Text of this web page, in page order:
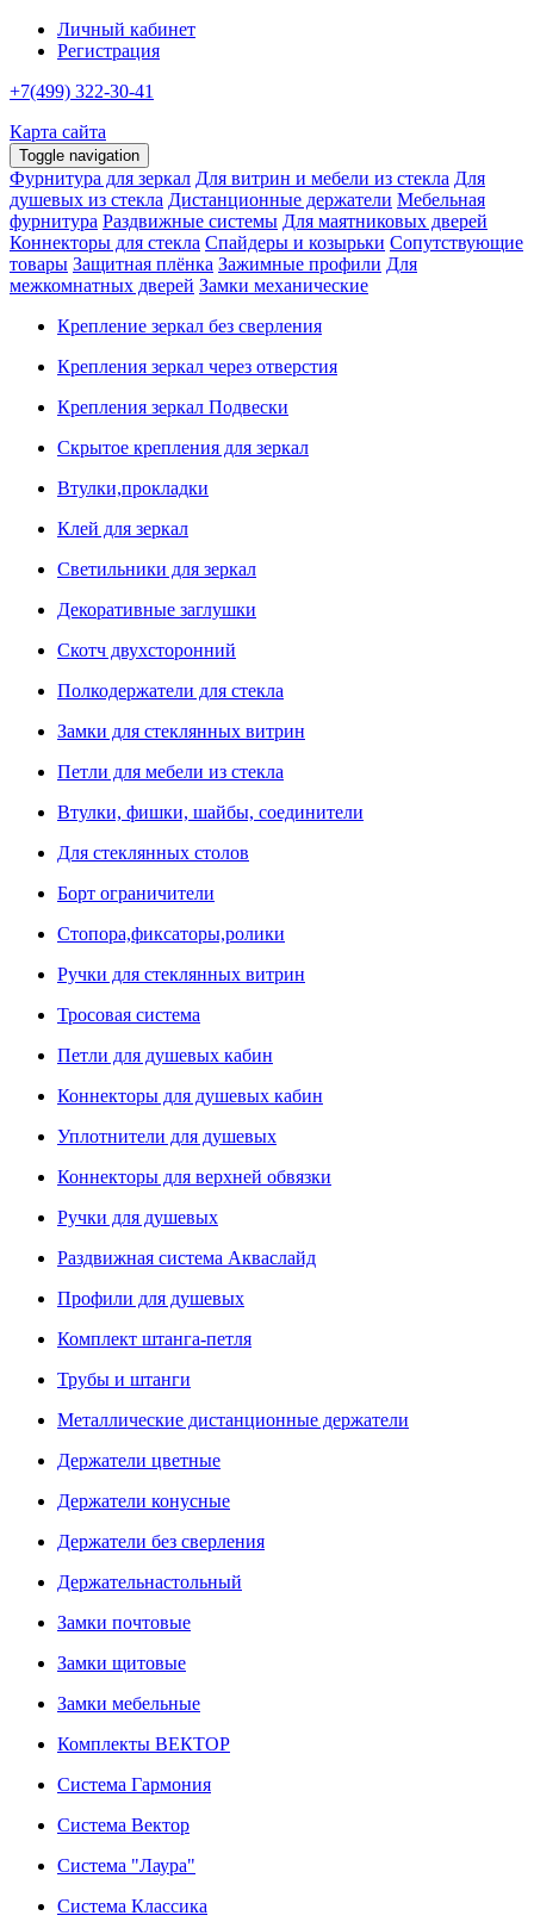
Личный кабинет
Регистрация
+7(499) 322-30-41
Карта сайта
Toggle navigation
Фурнитура для зеркал Для витрин и мебели из стекла Для
душевых из стекла Дистанционные держатели Мебельная
фурнитура Раздвижные системы Для маятниковых дверей
Коннекторы для стекла Спайдеры и козырьки Сопутствующие
товары Защитная плёнка Зажимные профили Для
межкомнатных дверей Замки механические
Крепление зеркал без сверления
Крепления зеркал через отверстия
Крепления зеркал Подвески
Скрытое крепления для зеркал
Втулки,прокладки
Клей для зеркал
Светильники для зеркал
Декоративные заглушки
Скотч двухсторонний
Полкодержатели для стекла
Замки для стеклянных витрин
Петли для мебели из стекла
Втулки, фишки, шайбы, соединители
Для стеклянных столов
Борт ограничители
Стопора,фиксаторы,ролики
Ручки для стеклянных витрин
Тросовая система
Петли для душевых кабин
Коннекторы для душевых кабин
Уплотнители для душевых
Коннекторы для верхней обвязки
Ручки для душевых
Раздвижная система Акваслайд
Профили для душевых
Комплект штанга-петля
Трубы и штанги
Металлические дистанционные держатели
Держатели цветные
Держатели конусные
Держатели без сверления
Держательнастольный
Замки почтовые
Замки щитовые
Замки мебельные
Комплекты ВЕКТОР
Система Гармония
Система Вектор
Система "Лаура"
Система Классика